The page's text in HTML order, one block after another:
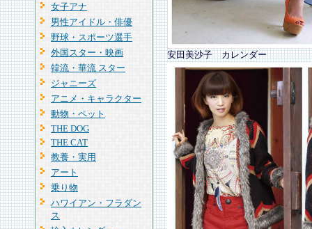
女子アナ
男性アイドル・俳優
野球・スポーツ選手
外国スター・映画
韓流・華流 スター
ジャニーズ
アニメ・キャラクター
動物・ペット
THE DOG
THE CAT
教養・実用
アート
乗り物
ハワイアン・フラダン
ス
安田美沙子 カレンダー